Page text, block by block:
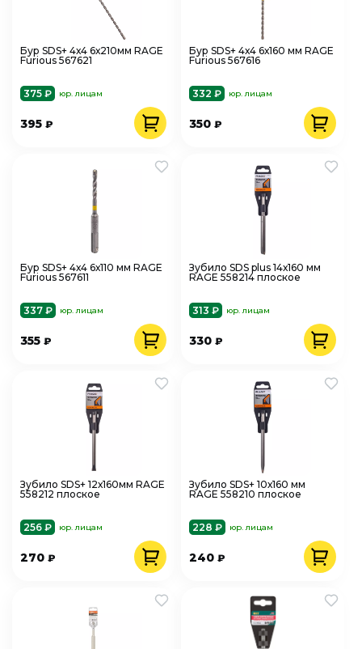
Бур SDS+ 4х4 6х210мм RAGE
Furious 567621
375 ₽ юр. лицам
395 ₽
Бур SDS+ 4х4 6х160 мм RAGE
Furious 567616
332 ₽ юр. лицам
350₽
Бур SDS+ 4х4 6х110 мм RAGE
Furious 567611
337 ₽ юр. лицам
355 ₽
Зубило SDS plus 14х160 мм
RAGE 558214 плоское
313 ₽ юр. лицам
330₽
Зубило SDS+ 12х160мм RAGE
558212 плоское
256 ₽ юр. лицам
270 ₽
Зубило SDS+ 10х160 мм
RAGE 558210 плоское
228 ₽ юр. лицам
240₽